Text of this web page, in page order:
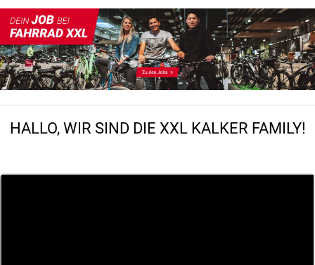
HALLO, WIR SIND DIE XXL KALKER FAMILY!